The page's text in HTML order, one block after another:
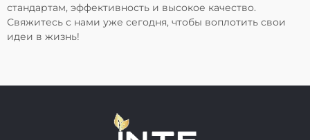
стандартам, эффективность и высокое качество.
Свяжитесь с нами уже сегодня, чтобы воплотить свои
идеи в жизнь!